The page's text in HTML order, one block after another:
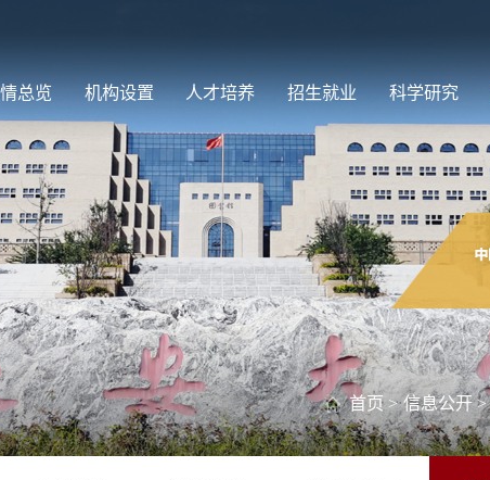
总览 机构设置 人才培养 招生就业 科学研究
首页 > 信息公开 >